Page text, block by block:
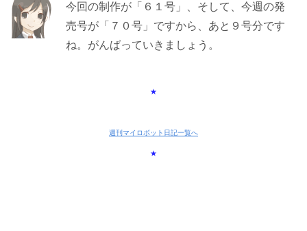
今回の制作が「６１号」、そして、今週の発
売号が「７０号」ですから、あと９号分です
ね。がんばっていきましょう。
★
週刊マイロボット日記一覧へ
★